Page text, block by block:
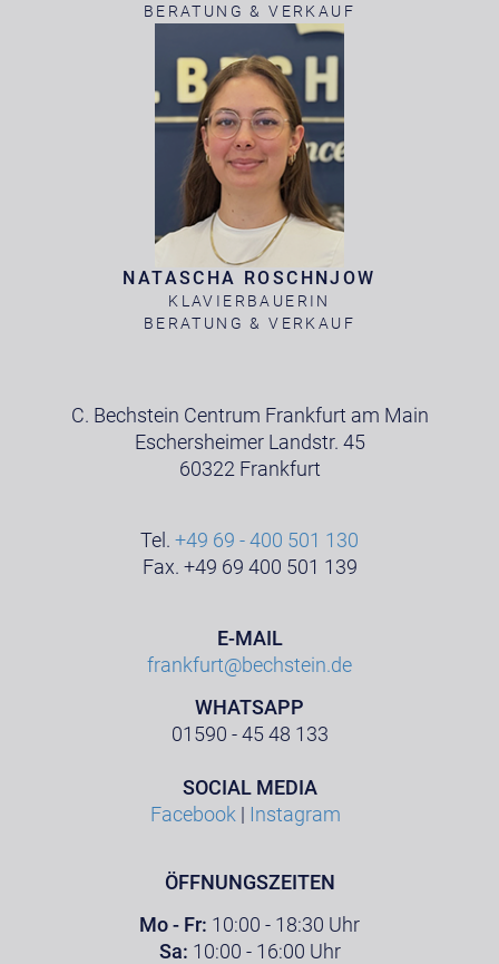
BERATUNG & VERKAUF
NATASCHA ROSCHNJOW
KLAVIERBAUERIN
BERATUNG & VERKAUF
C. Bechstein Centrum Frankfurt am Main
Eschersheimer Landstr. 45
60322 Frankfurt
Tel. +49 69 - 400 501 130
Fax. +49 69 400 501 139
E-MAIL
frankfurt@bechstein.de
WHATSAPP
01590 - 45 48 133
SOCIAL MEDIA
Facebook | Instagram
ÖFFNUNGSZEITEN
Mo - Fr: 10:00 - 18:30 Uhr
Sa: 10:00 - 16:00 Uhr